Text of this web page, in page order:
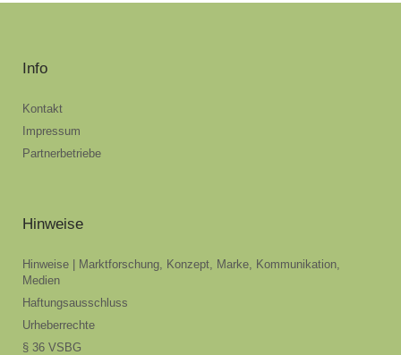
Info
Kontakt
Impressum
Partnerbetriebe
Hinweise
Hinweise | Marktforschung, Konzept, Marke, Kommunikation,
Medien
Haftungsausschluss
Urheberrechte
§ 36 VSBG